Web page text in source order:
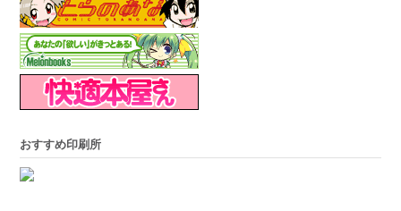
おすすめ印刷所